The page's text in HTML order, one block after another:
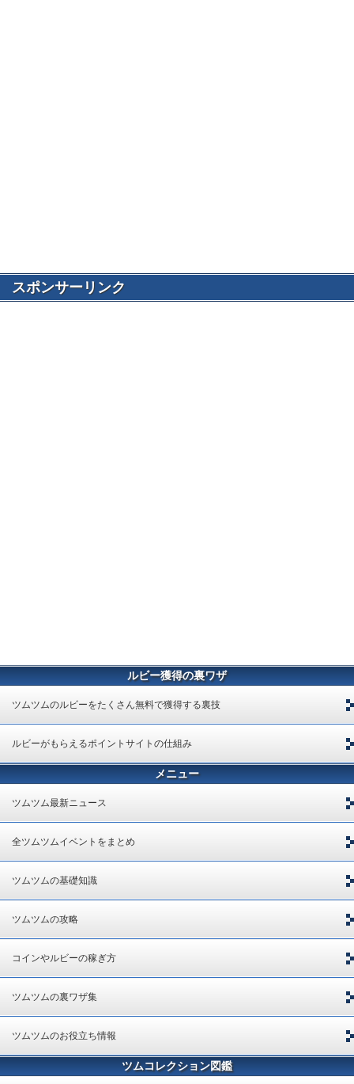
スポンサーリンク
ルビー獲得の裏ワザ
ツムツムのルビーをたくさん無料で獲得する裏技
ルビーがもらえるポイントサイトの仕組み
メニュー
ツムツム最新ニュース
全ツムツムイベントをまとめ
ツムツムの基礎知識
ツムツムの攻略
コインやルビーの稼ぎ方
ツムツムの裏ワザ集
ツムツムのお役立ち情報
ツムコレクション図鑑